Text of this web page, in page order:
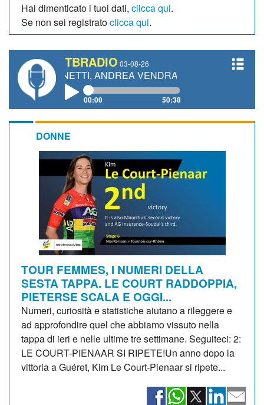
Hai dimenticato i tuoi dati, clicca qui.
Se non sei registratoclicca qui.
TBRADIO 03-08-26
GIANETTI, ANDREA VENDRAME, FILIPPO FIORELLI
00:00 50:38
DONNE
TOUR FEMMES, I NUMERI DELLA
SESTA TAPPA. LE COURT RADDOPPIA,
PIETERSE SCALA E OGGI...
Numeri, curiosità e statistiche aiutano a rileggere e
ad approfondire quel che abbiamo vissuto nella
tappa di ieri e nelle ultime tre settimane. Seguiteci: 2:
LE COURT-PIENAAR SI RIPETE!Un anno dopo la
vittoria a Guéret, Kim Le Court-Pienaar si ripete...